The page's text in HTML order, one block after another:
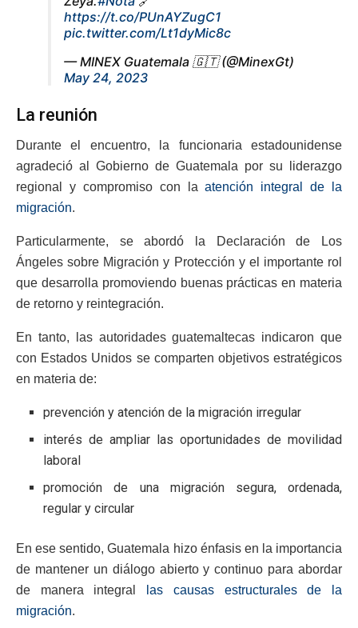
https://t.co/PUnAYZugC1
pic.twitter.com/Lt1dyMic8c
— MINEX Guatemala 🇬🇹 (@MinexGt)
May 24, 2023
La reunión
Durante el encuentro, la funcionaria estadounidense
agradeció al Gobierno de Guatemala por su liderazgo
regional y compromiso con laatención integral de la
migración.
Particularmente, se abordó la Declaración de Los
Ángeles sobre Migración y Protección y el importante rol
que desarrolla promoviendo buenas prácticas en materia
de retorno y reintegración.
En tanto, las autoridades guatemaltecas indicaron que
con Estados Unidos se comparten objetivos estratégicos
en materia de:
prevención y atención de la migración irregular
interés de ampliar las oportunidades de movilidad
laboral
promoción de una migración segura, ordenada,
regular y circular
En ese sentido, Guatemala hizo énfasis en la importancia
de mantener un diálogo abierto y continuo para abordar
de manera integral
las causas estructurales de la
migración.